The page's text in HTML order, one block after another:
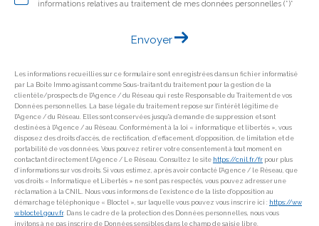
informations relatives au traitement de mes données personnelles (*)*
Envoyer
Les informations recueillies sur ce formulaire sont enregistrées dans un fichier informatisé
par La Boite Immo agissant comme Sous-traitant du traitement pour la gestion de la
clientèle/prospects de l'Agence / du Réseau qui reste Responsable du Traitement de vos
Données personnelles. La base légale du traitement repose sur l'intérêt légitime de
l'Agence / du Réseau. Elles sont conservées jusqu'à demande de suppression et sont
destinées à l'Agence / au Réseau. Conformément à la loi « informatique et libertés », vous
disposez des droits d’accès, de rectification, d’effacement, d’opposition, de limitation et de
portabilité de vos données. Vous pouvez retirer votre consentement à tout moment en
contactant directement l’Agence / Le Réseau. Consultez le site https://cnil.fr/fr pour plus
d’informations sur vos droits. Si vous estimez, après avoir contacté l'Agence / le Réseau, que
vos droits « Informatique et Libertés » ne sont pas respectés, vous pouvez adresser une
réclamation à la CNIL. Nous vous informons de l’existence de la liste d'opposition au
démarchage téléphonique « Bloctel », sur laquelle vous pouvez vous inscrire ici : https://ww
w.bloctel.gouv.fr. Dans le cadre de la protection des Données personnelles, nous vous
invitons à ne pas inscrire de Données sensibles dans le champ de saisie libre.